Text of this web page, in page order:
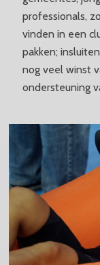
professionals,
vinden in een
pakken;
nog veel winst
ondersteuning